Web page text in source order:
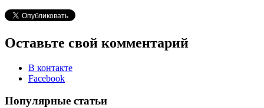
Оставьте свой комментарий
В контакте
Facebook
Популярные статьи